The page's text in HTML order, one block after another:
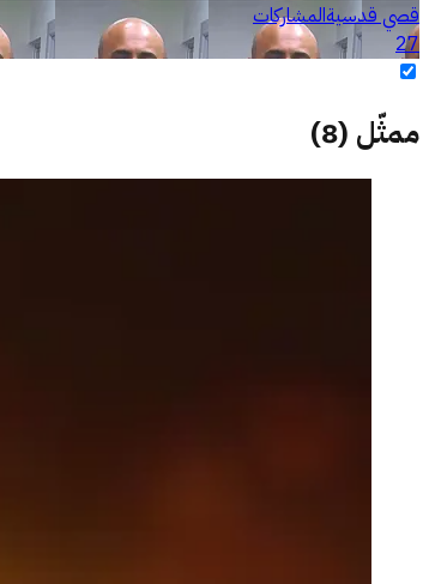
قصي قدسيةالمشاركات
27
ممثّل (
8
)